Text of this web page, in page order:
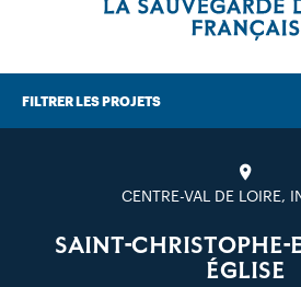
FILTRER LES PROJETS
CENTRE-VAL DE LOIRE,
SAINT-CHRISTOPHE-
ÉGLISE